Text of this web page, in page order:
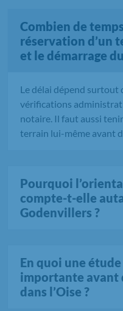
Combien de
réservation d’un
et le démarrage
Le délai dépend surtout
vérifications
notaire. Il faut aussi
terrain lui-même avant
Pourquoi
compte-t-elle
Godenvillers ?
En quoi une
importante avant
dans l’Oise ?